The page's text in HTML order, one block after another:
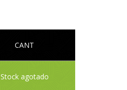
CANT
Stock agotado